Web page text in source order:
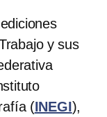
y sus
(INEGI),